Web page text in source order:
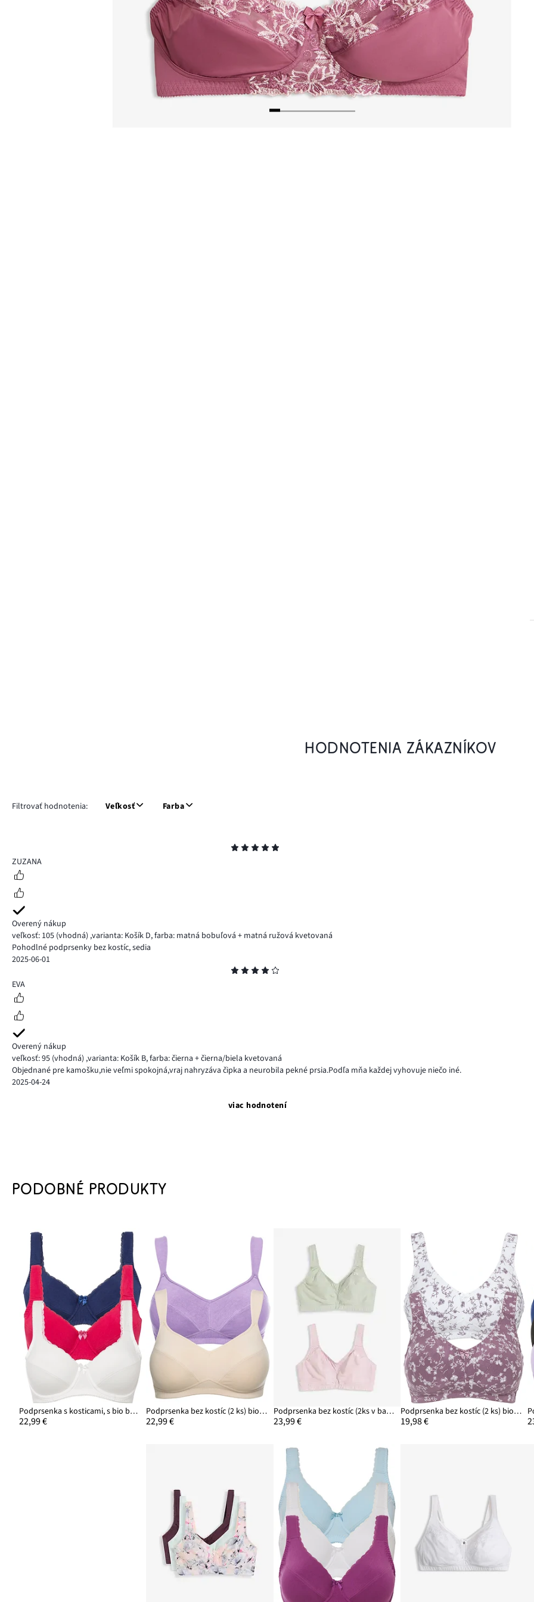
HODNOTENIA ZÁKAZNÍKOV
Filtrovať hodnotenia: Veľkosť Farba
5
ZUZANA
Overený nákup
veľkosť: 105 (vhodná) ,varianta: Košík D,farba: matná bobuľová + matná ružová kvetovaná
Pohodlné podprsenky bez kostíc, sedia
2025-06-01
4
EVA
Overený nákup
veľkosť: 95 (vhodná) ,varianta: Košík B,farba: čierna + čierna/biela kvetovaná
Objednané pre kamošku,nie veľmi spokojná,vraj nahryzáva čipka a neurobila pekné prsia.Podľa mňa každej vyhovuje niečo iné.
2025-04-24
viac hodnotení
PODOBNÉ PRODUKTY
Podprsenka s kosticami, s bio bavlnou (3 ks)
22,99 €
Podprsenka bez kostíc (2 ks) bio bavlna
22,99 €
Podprsenka bez kostíc (2ks v balení) bio bavlna
23,99 €
Podprsenka bez kostíc (2 ks) bio bavlna
19,98 €